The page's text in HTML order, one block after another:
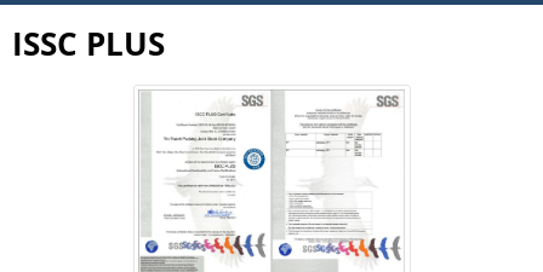
ISSC PLUS